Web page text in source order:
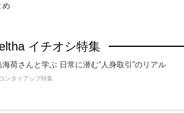
め
イチオシ特集
海荷さんと学ぶ 日常に潜む“人身取引”のリアル
ンタイアップ特集